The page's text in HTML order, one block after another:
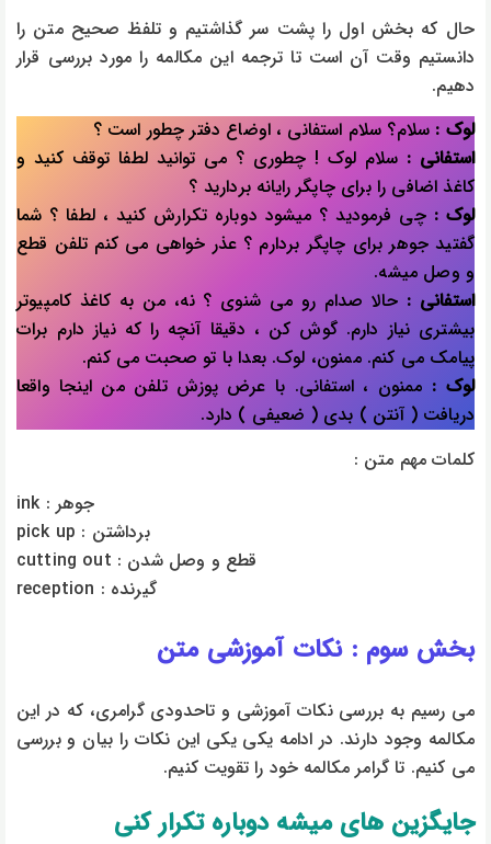
حال که بخش اول را پشت سر گذاشتیم و تلفظ صحیح متن را
دانستیم وقت آن است تا ترجمه این مکالمه را مورد بررسی قرار
دهیم.
لوک : سلام؟ سلام استفانی ، اوضاع دفتر چطور است ؟
استفانی : سلام لوک ! چطوری ؟ می توانید لطفا توقف کنید و
کاغذ اضافی را برای چاپگر رایانه بردارید ؟
لوک : چی فرمودید ؟ میشود دوباره تکرارش کنید ، لطفا ؟ شما
گفتید جوهر برای چاپگر بردارم ؟ عذر خواهی می کنم تلفن قطع
و وصل میشه.
استفانی : حالا صدام رو می شنوی ؟ نه، من به کاغذ کامپیوتر
بیشتری نیاز دارم. گوش کن ، دقیقا آنچه را که نیاز دارم برات
پیامک می کنم. ممنون، لوک. بعدا با تو صحبت می کنم.
لوک : ممنون ، استفانی. با عرض پوزش تلفن من اینجا واقعا
دریافت ( آنتن ) بدی ( ضعیفی ) دارد.
کلمات مهم متن :
ink : جوهر
pick up : برداشتن
cutting out : قطع و وصل شدن
reception : گیرنده
بخش سوم : نکات آموزشی متن
می رسیم به بررسی نکات آموزشی و تاحدودی گرامری، که در این
مکالمه وجود دارند. در ادامه یکی یکی این نکات را بیان و بررسی
می کنیم. تا گرامر مکالمه خود را تقویت کنیم.
جایگزین های میشه دوباره تکرار کنی